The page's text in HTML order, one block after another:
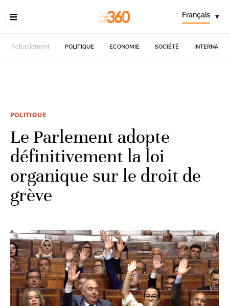
Français ▾
Actuellement POLITIQUE ECONOMIE SOCIÉTÉ
POLITIQUE
Le Parlement adopte
définitivement la loi
organique sur le droit de
grève